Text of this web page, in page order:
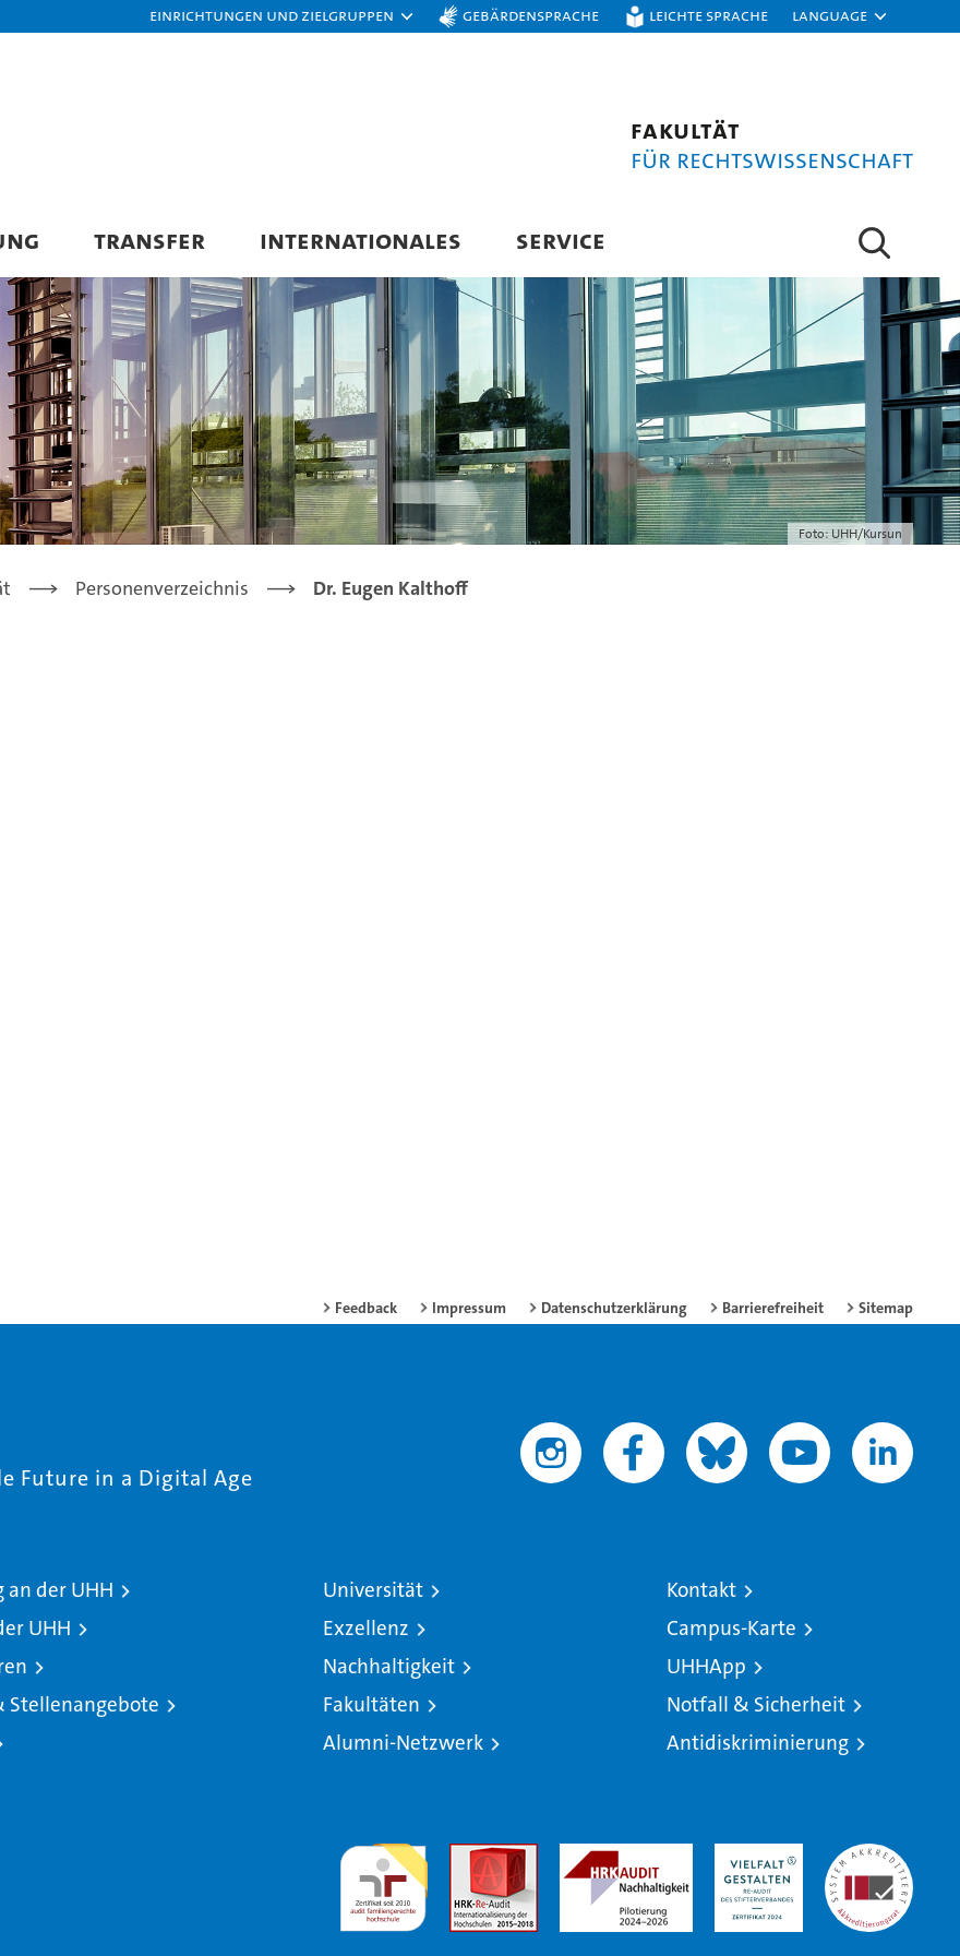
Einrichtungen und Zielgruppen Gebärdensprache Leichte Sprache Language
Fakultät
für Rechtswissenschaft
TRANSFER INTERNATIONALES SERVICE
Foto: UHH/Kursun
Personenverzeichnis Dr. Eugen Kalthoff
Feedback Impressum Datenschutzerklärung Barrierefreiheit Sitemap
Future in a Digital Age
an der UHH
UHH
Stellenangebote
Universität
Exzellenz
Nachhaltigkeit
Fakultäten
Alumni-Netzwerk
Kontakt
Campus-Karte
UHHApp
Notfall & Sicherheit
Antidiskriminierung